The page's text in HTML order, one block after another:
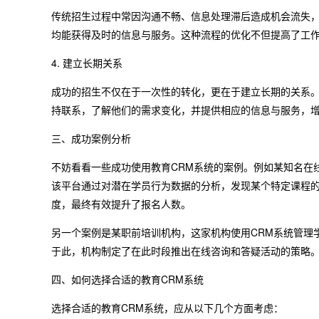
传统招生过程中常因沟通不畅、信息处理滞后造成机会流
均能获得及时的信息与服务。这种流程的优化不但提高了
4. 建立长期关系
成功的招生不仅在于一次性的转化，更在于建立长期的关
持联系，了解他们的需求变化，并提供相应的信息与服务，
三、成功案例分析
不妨看看一些成功使用教育CRM系统的案例。例如某知名
该平台通过对潜在学员行为数据的分析，发现某个特定课
度，最终有效提升了报名人数。
另一个案例是某职前培训机构，这家机构使用CRM系统管
于此，机构制定了在此时段推出在线咨询和答疑活动的策
四、如何选择合适的教育CRM系统
选择合适的教育CRM系统，应从以下几个方面考虑：